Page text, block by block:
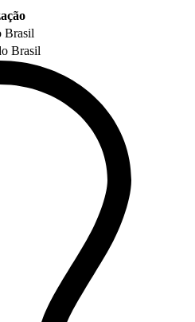
Brasil
Brasil